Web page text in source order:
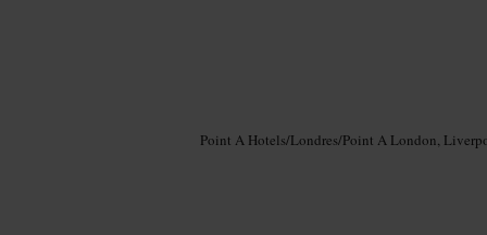
Point A Hotels/Londres/Point A London,